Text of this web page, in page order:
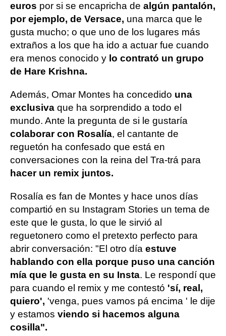
euros por si se encapricha de algún pantalón,
por ejemplo, de Versace, una marca que le
gusta mucho; o que uno de los lugares más
extraños a los que ha ido a actuar fue cuando
era menos conocido y lo contrató un grupo
de Hare Krishna.
Además, Omar Montes ha concedido una
exclusiva que ha sorprendido a todo el
mundo. Ante la pregunta de si le gustaría
colaborar con Rosalía, el cantante de
reguetón ha confesado que está en
conversaciones con la reina del Tra-trá para
hacer un remix juntos.
Rosalía es fan de Montes y hace unos días
compartió en su Instagram Stories un tema de
este que le gusta, lo que le sirvió al
reguetonero como el pretexto perfecto para
abrir conversación: "El otro día estuve
hablando con ella porque puso una canción
mía que le gusta en su Insta. Le respondí que
para cuando el remix y me contestó 'sí, real,
quiero', 'venga, pues vamos pá encima ' le dije
y estamos viendo si hacemos alguna
cosilla".